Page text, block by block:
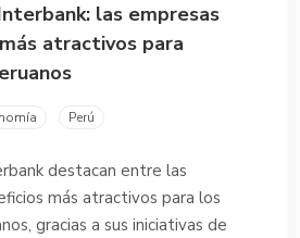
las empresas
atractivos para
Perú
destacan entre las
más atractivos para los
gracias a sus iniciativas de